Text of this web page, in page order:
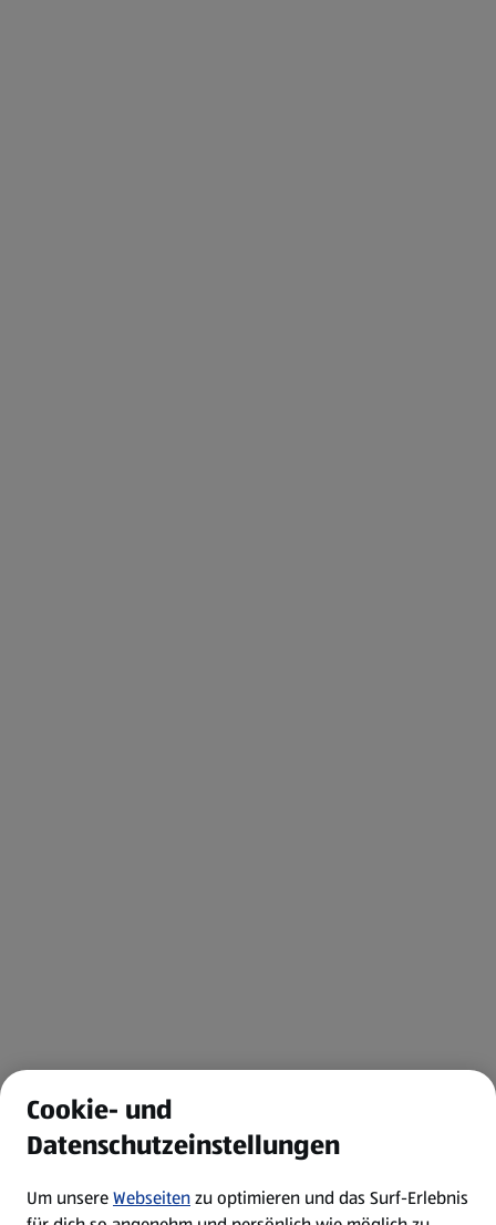
Cookie- und
Datenschutzeinstellungen
Um unsereWebseitenzu optimieren und das Surf-Erlebnis